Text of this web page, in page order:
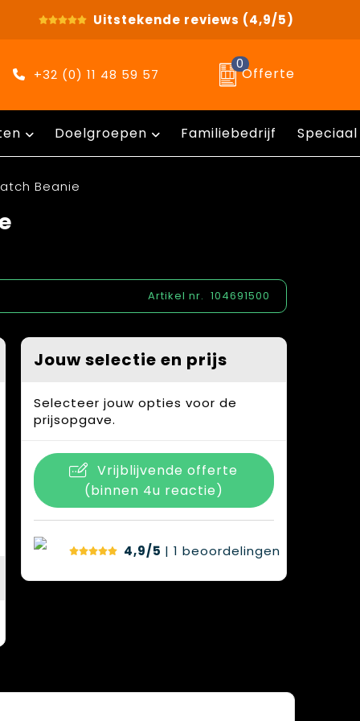
Uitstekende reviews (4,9/5)
+32 (0) 11 48 59 57
0
Offerte
Doelgroepen Familiebedrijf
Beanie
Artikel nr. 104691500
Jouw selectie en prijs
Selecteer jouw opties voor de
prijsopgave.
Vrijblijvende offerte
(binnen 4u reactie)
4,9/5 | 1 beoordelingen